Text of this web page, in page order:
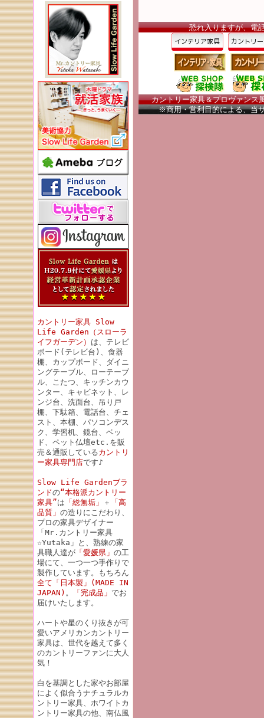
カントリー家具 Slow
Life Garden（スローラ
イフガーデン） は、テレビ
ボード(テレビ台)、食器
棚、カップボード、ダイニ
ングテーブル、ローテーブ
ル、こたつ、キッチンカウ
ンター、キャビネット、レ
ンジ台、洗面台、吊り戸
棚、下駄箱、電話台、チェ
スト、本棚、パソコンデス
ク、学習机、鏡台、ベッ
ド、ペット仏壇etc.を販
売＆通販しているカントリ
ー家具専門店です♪
Slow Life Gardenブラ
ンドの“本格派カントリー
家具”は 「総無垢」 ＋
「高
品質」 の造りにこだわり、
プロの家具デザイナー
「Mr.カントリー家具
☆Yutaka」と、熟練の家
具職人達が「愛媛県」 の工
場にて、一つ一つ手作りで
製作しています。もちろん
全て「日本製」(MADE IN
JAPAN) 。 「完成品」 でお
届けいたします。
ハートや星のくり抜きが可
愛いアメリカンカントリー
家具は、世代を越えて多く
のカントリーファンに大人
気！
白を基調とした家やお部屋
によく似合うナチュラルカ
ントリー家具、ホワイトカ
ントリー家具の他、南仏風
恐れ入りますが、電
カントリー家具＆プロヴァン
※商用・営利目的による、当